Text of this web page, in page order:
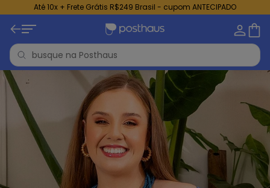
Até 10x + Frete Grátis R$249 Brasil - cupom ANTECIPADO